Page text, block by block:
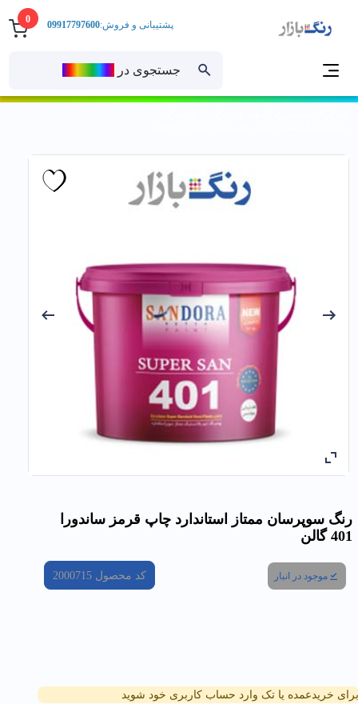
0
جستجوی در
پشتیبانی و فروش:09917797600
رنگ سوپرسان ممتاز استاندارد چاپ قرمز ساندورا
401 گالن
موجود در انبار کد محصول 2000715
برای خریدعمده یا تک وارد حساب کاربری خود شوید